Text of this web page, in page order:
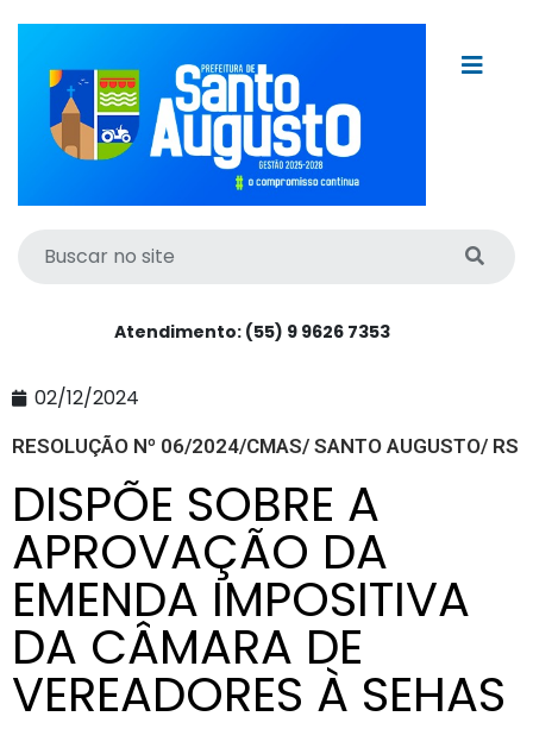
Atendimento: (55) 9 9626 7353
02/12/2024
RESOLUÇÃO Nº 06/2024/CMAS/ SANTO AUGUSTO/ RS
DISPÕE SOBRE A
APROVAÇÃO DA
EMENDA IMPOSITIVA
DA CÂMARA DE
VEREADORES À SEHAS